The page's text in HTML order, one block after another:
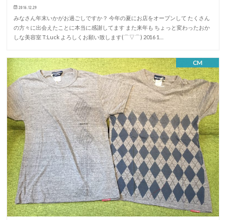
2016.12.29
みなさん年末いかがお過ごしですか？ 今年の夏にお店をオープンして たくさん
の方々に出会えたことに本当に感謝してます また来年も ちょっと変わったおか
しな美容室 T:Luck よろしくお願い致します(⌒▽⌒) 2016 1…
CM